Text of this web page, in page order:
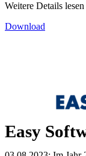
Weitere Details
Download
Easy